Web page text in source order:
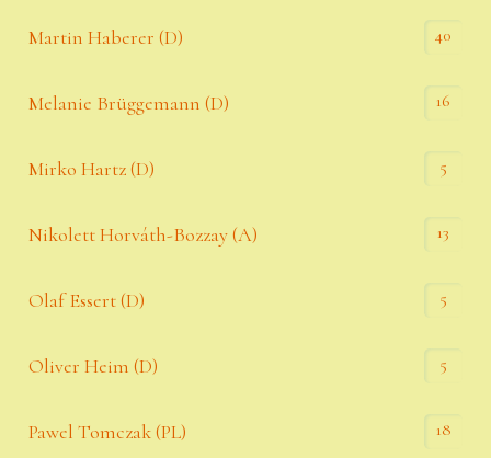
Martin Haberer (D) 40
Melanie Brüggemann (D) 16
Mirko Hartz (D) 5
Nikolett Horváth-Bozzay (A) 13
Olaf Essert (D) 5
Oliver Heim (D) 5
Pawel Tomczak (PL) 18